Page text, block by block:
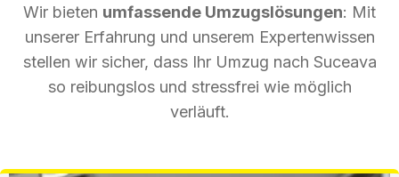
Wir bieten umfassende Umzugslösungen: Mit
unserer Erfahrung und unserem Expertenwissen
stellen wir sicher, dass Ihr Umzug nach Suceava
so reibungslos und stressfrei wie möglich
verläuft.